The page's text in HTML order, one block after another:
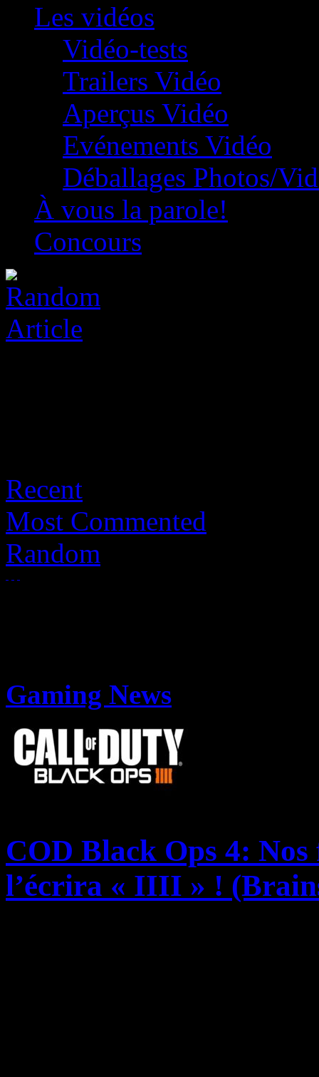
Les vidéos
Vidéo-tests
Trailers Vidéo
Aperçus Vidéo
Evénements Vidéo
Déballages Photos/
À vous la parole!
Concours
Recent
Most Commented
Random
Gaming News
COD Black Ops 4:
l’écrira « IIII » !